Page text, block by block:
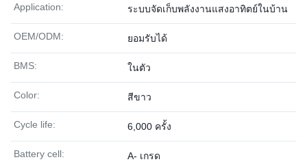
Application: ระบบจัดเก็บพลังงานแสงอาทิตย์ในบ้าน
OEM/ODM: ยอมรับได้
BMS: ในตัว
Color: สีขาว
Cycle life: 6,000 ครั้ง
Battery cell: A- เกรด